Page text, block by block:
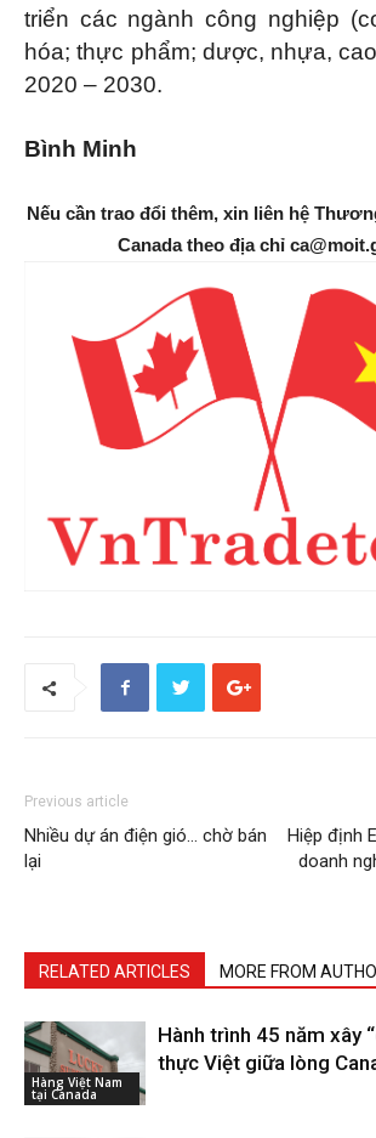
triển các ngành công nghiệp
hóa; thực phẩm; dược, nhựa,
2020 – 2030.
Bình Minh
Nếu cần trao đổi thêm, xin liên hệ
Canada theo địa chỉ
Previous article
Nhiều dự án điện gió… chờ bán
lại
Hiệp định
doanh
RELATED ARTICLES MORE FROM
Hàng Việt Nam
tại Canada
Hành trình 45 năm xây
thực Việt giữa lòng